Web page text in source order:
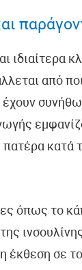
ιδιαίτερα
από
έχουν
κατά
όπως το
έκθεση σε